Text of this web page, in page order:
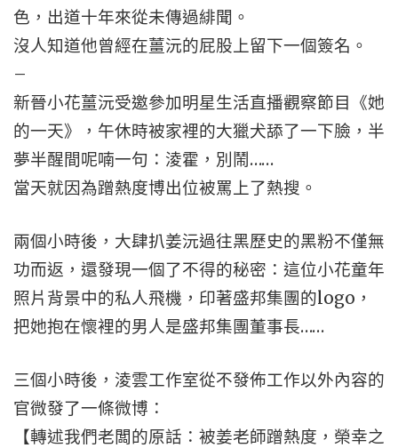
色，出道十年來從未傳過緋聞。
沒人知道他曾經在薑沅的屁股上留下一個簽名。
–
新晉小花薑沅受邀參加明星生活直播觀察節目《她
的一天》，午休時被家裡的大獵犬舔了一下臉，半
夢半醒間呢喃一句：淩霍，別鬧……
當天就因為蹭熱度博出位被罵上了熱搜。
兩個小時後，大肆扒姜沅過往黑歷史的黑粉不僅無
功而返，還發現一個了不得的秘密：這位小花童年
照片背景中的私人飛機，印著盛邦集團的logo，
把她抱在懷裡的男人是盛邦集團董事長……
三個小時後，淩雲工作室從不發佈工作以外內容的
官微發了一條微博：
【轉述我們老闆的原話：被姜老師蹭熱度，榮幸之